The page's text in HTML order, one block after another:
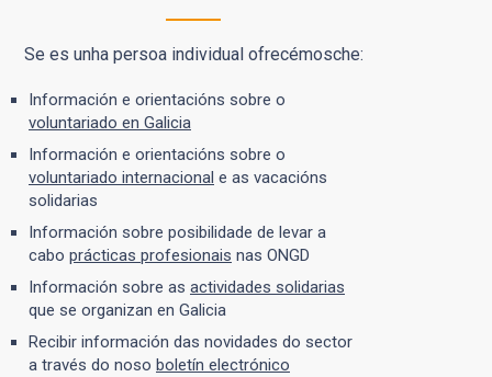
Se es unha persoa individual ofrecémosche:
Información e orientacións sobre o
voluntariado en Galicia
Información e orientacións sobre o
voluntariado internacional e as vacacións
solidarias
Información sobre posibilidade de levar a
cabo prácticas profesionais nas ONGD
Información sobre as actividades solidarias
que se organizan en Galicia
Recibir información das novidades do sector
a través do noso boletín electrónico